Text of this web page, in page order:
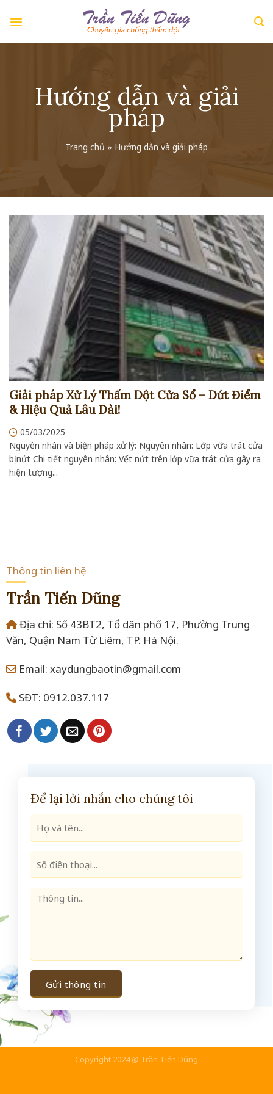
Hướng dẫn và giải
pháp
Trang chủ » Hướng dẫn và giải pháp
Giải pháp Xử Lý Thấm Dột Cửa Sổ – Dứt Điểm
& Hiệu Quả Lâu Dài!
05/03/2025
Nguyên nhân và biện pháp xử lý: Nguyên nhân: Lớp vữa trát cửa
bị nứt Chi tiết nguyên nhân: Vết nứt trên lớp vữa trát cửa gây ra
hiện tượng...
Thông tin liên hệ
Trần Tiến Dũng
Địa chỉ: Số 43BT2, Tổ dân phố 17, Phường Trung
Văn, Quận Nam Từ Liêm, TP. Hà Nội.
Email: xaydungbaotin@gmail.com
SĐT: 0912.037.117
Để lại lời nhắn cho chúng tôi
Copyright 2024 @ Trần Tiến Dũng